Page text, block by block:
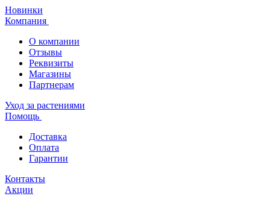
Новинки
Компания
О компании
Отзывы
Реквизиты
Магазины
Партнерам
Уход за растениями
Помощь
Доставка
Оплата
Гарантии
Контакты
Акции